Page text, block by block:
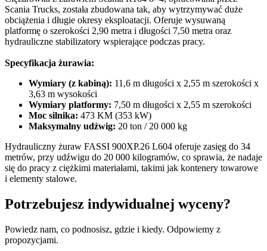
Scania Trucks, została zbudowana tak, aby wytrzymywać duże
obciążenia i długie okresy eksploatacji. Oferuje wysuwaną
platformę o szerokości 2,90 metra i długości 7,50 metra oraz
hydrauliczne stabilizatory wspierające podczas pracy.
Specyfikacja żurawia:
Wymiary (z kabiną): 11,6 m długości x 2,55 m szerokości x
3,63 m wysokości
Wymiary platformy: 7,50 m długości x 2,55 m szerokości
Moc silnika: 473 KM (353 kW)
Maksymalny udźwig: 20 ton / 20 000 kg
Hydrauliczny żuraw FASSI 900XP.26 L604 oferuje zasięg do 34
metrów, przy udźwigu do 20 000 kilogramów, co sprawia, że nadaje
się do pracy z ciężkimi materiałami, takimi jak kontenery towarowe
i elementy stalowe.
Potrzebujesz indywidualnej wyceny?
Powiedz nam, co podnosisz, gdzie i kiedy. Odpowiemy z
propozycjami.